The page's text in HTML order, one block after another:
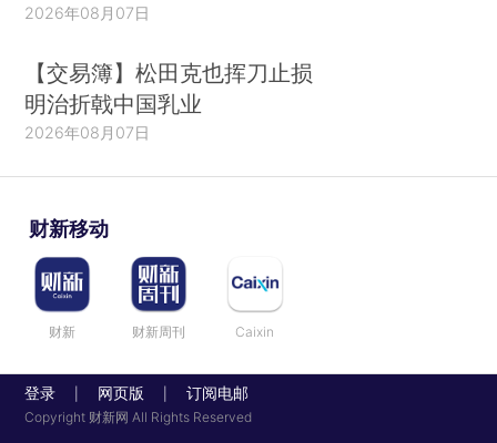
2026年08月07日
【交易簿】松田克也挥刀止损
明治折戟中国乳业
2026年08月07日
财新移动
财新 财新周刊 Caixin
登录 网页版 订阅电邮
Copyright 财新网 All Rights Reserved